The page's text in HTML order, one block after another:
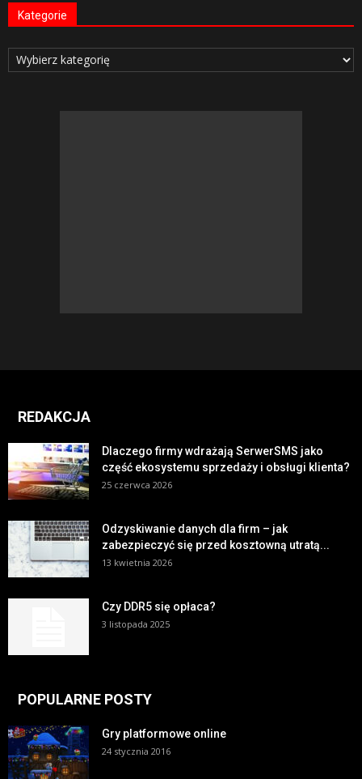
Kategorie
Kategorie
REDAKCJA
Dlaczego firmy wdrażają SerwerSMS jako
część ekosystemu sprzedaży i obsługi klienta?
25 czerwca 2026
Odzyskiwanie danych dla firm – jak
zabezpieczyć się przed kosztowną utratą...
13 kwietnia 2026
Czy DDR5 się opłaca?
3 listopada 2025
POPULARNE POSTY
Gry platformowe online
24 stycznia 2016